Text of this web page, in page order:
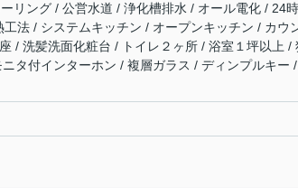
リング / 公営水道 / 浄化槽排水 / オール電化 / 24
法 / システムキッチン / オープンキッチン / カウ
/ 洗髪洗面化粧台 / トイレ２ヶ所 / 浴室１坪以上 /
タ付インターホン / 複層ガラス / ディンプルキー